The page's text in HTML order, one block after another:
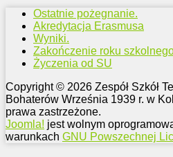
Ostatnie pożegnanie.
Akredytacja Erasmusa
Wyniki.
Zakończenie roku
Życzenia od SU
Copyright © 2026 Zespół Szkół
Bohaterów Września 1939 r. w
prawa zastrzeżone.
Joomla! jest wolnym
warunkach GNU Powszechnej